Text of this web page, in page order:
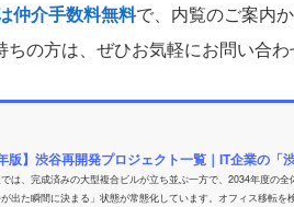
仲介手数料無料で、内覧のご案内
ちの方は、ぜひお気軽にお問い合
版】渋谷再開発プロジェクト一覧｜IT企業の「
は、完成済みの大型複合ビルが立ち並ぶ一方で、2034年度の
が出た瞬間に決まる」状態が常態化しています。オフィス移転